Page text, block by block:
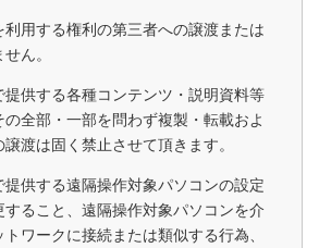
利用する権利の第三者への譲渡または
ん。
提供する各種コンテンツ・説明資料等
の全部・一部を問わず複製・転載およ
渡は固く禁止させて頂きます。
提供する遠隔操作対象パソコンの設定
すること、遠隔操作対象パソコンを介
トワークに接続または類似する行為、